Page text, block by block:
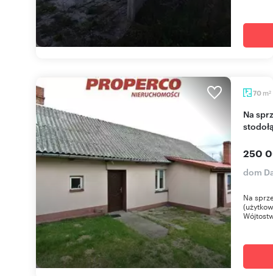
70 m2
Na sprzedaż urokliwy dom 70 m² z ogrodem i
250
dom
Na